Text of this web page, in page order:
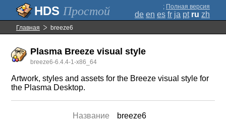
Простой ; Полная версия
de en es fr ja pt ru zh
Главная breeze6
Plasma Breeze visual style
breeze6-6.4.4-1-x86_64
Artwork, styles and assets for the Breeze visual style for
the Plasma Desktop.
Название
breeze6